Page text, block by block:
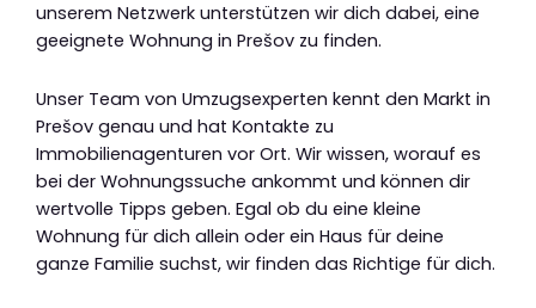
unserem Netzwerk unterstützen wir dich dabei, eine
geeignete Wohnung in Prešov zu finden.
Unser Team von Umzugsexperten kennt den Markt in
Prešov genau und hat Kontakte zu
Immobilienagenturen vor Ort. Wir wissen, worauf es
bei der Wohnungssuche ankommt und können dir
wertvolle Tipps geben. Egal ob du eine kleine
Wohnung für dich allein oder ein Haus für deine
ganze Familie suchst, wir finden das Richtige für dich.